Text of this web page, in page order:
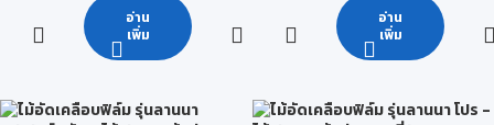
(Subfloor), แผ่นรองใต้หลังคา
(Subroof)
35 – 45 ปอนด์
: ใช้ในการสร้างสิ่งที่ต้อง
สวยงามและทนทานต้องรับน้ำหนัก
หรือต้านทานมาก สามารถ ผ่า
ลักษณะการใช้งาน : เหมาะสำหรับ
งานเฟอร์นิเจอร์ งานตกแต่งภายใน
อ่าน
เพิ่ม
งานจริงนั้นสามารถเปลี่ยนแปลง
ได้ โดยขึ้นอยู่กับ สภาพแวดล้อม วิธี
ใช้งานของผู้ใช้ การเก็บรักษา และ
อ่าน
เพิ่ม